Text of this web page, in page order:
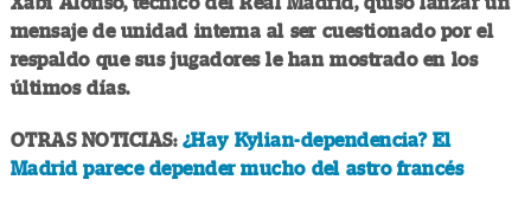
mensaje de unidad interna al ser cuestionado por el
respaldo que sus jugadores le han mostrado en los
últimos días.
OTRAS NOTICIAS: ¿Hay Kylian-dependencia? El
Madrid parece depender mucho del astro francés